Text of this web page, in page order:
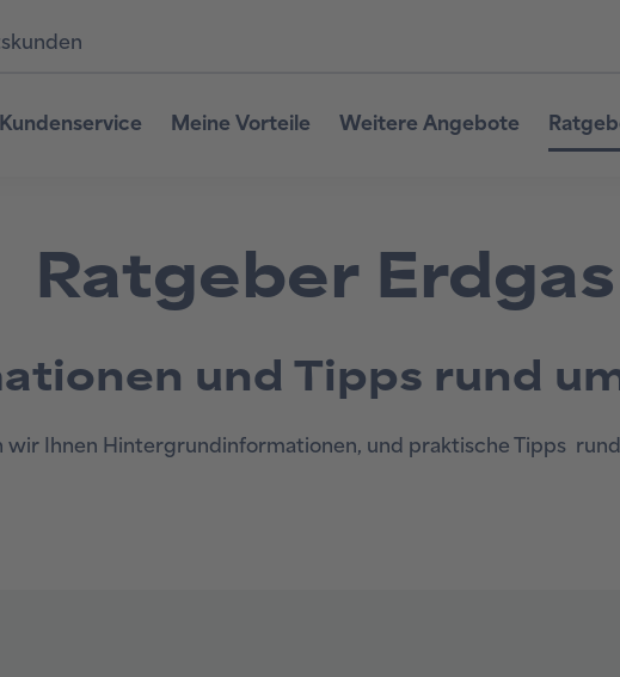
Kundenservice Meine Vorteile Weitere Angebote
Ratgeber Erdgas
und Tipps rund
wir Ihnen Hintergrundinformationen, und praktische Tipps